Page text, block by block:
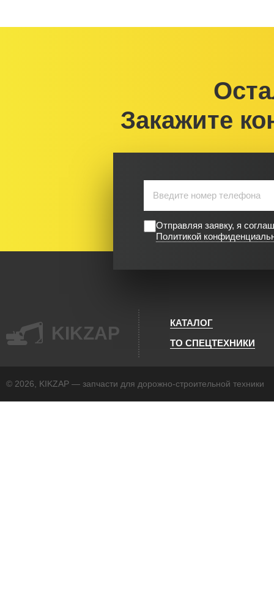
Закажите
Отправляя заявку, я
Политикой
KIKZAP
КАТАЛОГ
ТО СПЕЦТЕХНИКИ
© 2026, KIKZAP — запчасти для дорожно-строительной техники